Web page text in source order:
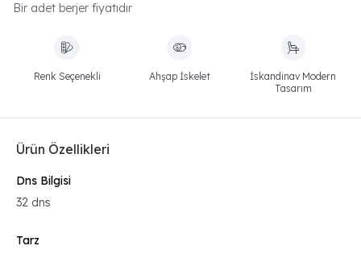
Bir adet berjer fiyatıdır
Renk Seçenekli Ahşap İskelet
İskandinav Modern
Tasarım
Ürün Özellikleri
Dns Bilgisi
32 dns
Tarz